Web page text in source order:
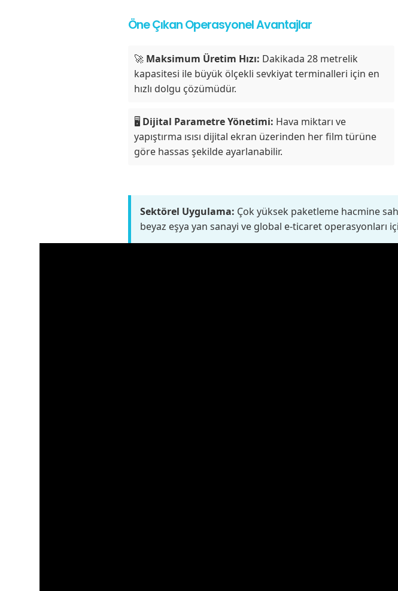
Öne Çıkan Operasyonel Avantajlar
🚀 Maksimum Üretim Hızı: Dakikada 28 metrelik
kapasitesi ile büyük ölçekli sevkiyat terminalleri için en
hızlı dolgu çözümüdür.
🖥️ Dijital Parametre Yönetimi: Hava miktarı ve
yapıştırma ısısı dijital ekran üzerinden her film türüne
göre hassas şekilde ayarlanabilir.
Sektörel Uygulama: Çok yüksek paketleme hacmine
beyaz eşya yan sanayi ve global e-ticaret operasyonları